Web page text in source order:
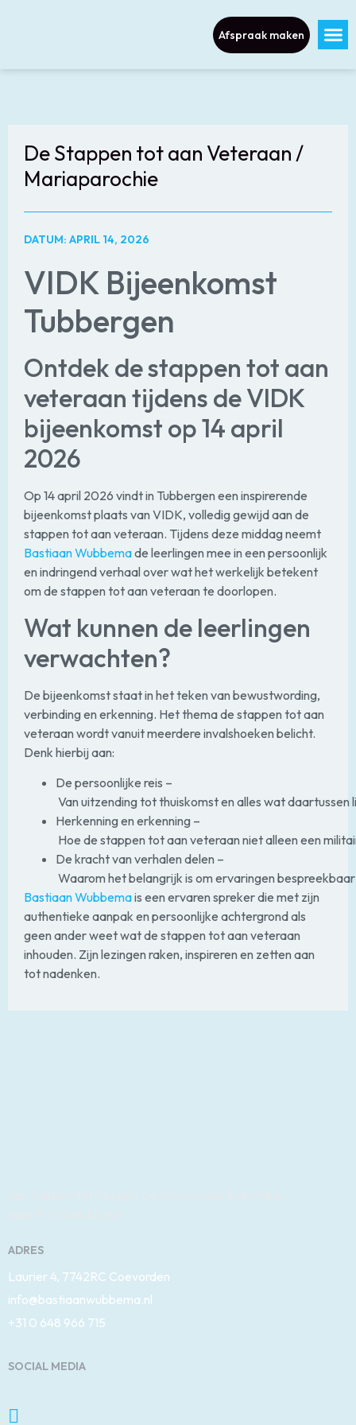
Afspraak maken
De Stappen tot aan Veteraan /
Mariaparochie
DATUM: APRIL 14, 2026
VIDK Bijeenkomst
Tubbergen
Ontdek de stappen tot aan
veteraan tijdens de VIDK
bijeenkomst op 14 april
2026
Op 14 april 2026 vindt in Tubbergen een inspirerende
bijeenkomst plaats van VIDK, volledig gewijd aan de
stappen tot aan veteraan. Tijdens deze middag neemt
Bastiaan Wubbemade leerlingen mee in een persoonlijk
en indringend verhaal over wat het werkelijk betekent
om de stappen tot aan veteraan te doorlopen.
Wat kunnen de leerlingen
verwachten?
De bijeenkomst staat in het teken van bewustwording,
verbinding en erkenning. Het thema de stappen tot aan
veteraan wordt vanuit meerdere invalshoeken belicht.
Denk hierbij aan:
De persoonlijke reis –
Van uitzending tot thuiskomst en alles wat daartussen
Herkenning en erkenning –
Hoe de stappen tot aan veteraan niet alleen een
De kracht van verhalen delen –
Waarom het belangrijk is om ervaringen
Bastiaan Wubbemais een ervaren spreker die met zijn
authentieke aanpak en persoonlijke achtergrond als
geen ander weet wat de stappen tot aan veteraan
inhouden. Zijn lezingen raken, inspireren en zetten aan
tot nadenken.
ADRES
Laurier 4, 7742RC Coevorden
info@bastiaanwubbema.nl
+31 0 648 966 715
SOCIAL MEDIA